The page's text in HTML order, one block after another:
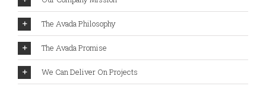
The Avada Philosophy
The Avada Promise
We Can Deliver On Projects